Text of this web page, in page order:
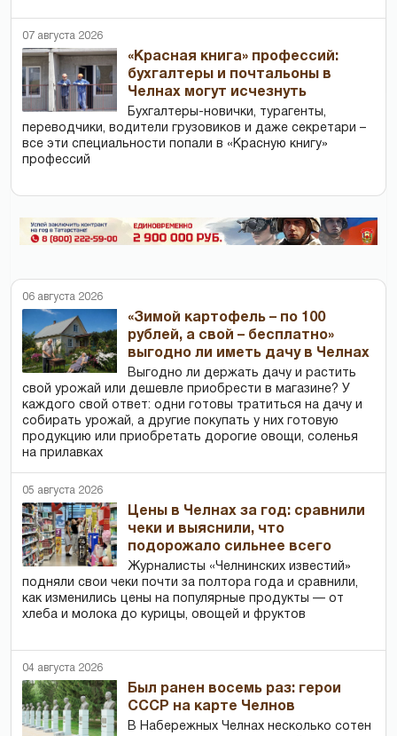
07 августа 2026
«Красная книга» профессий:
бухгалтеры и почтальоны в
Челнах могут исчезнуть
Бухгалтеры-новички, тур­агенты,
переводчики, водители грузовиков и даже секретари –
все эти специальности попали в «Красную книгу»
профессий
06 августа 2026
«Зимой картофель – по 100
рублей, а свой – бесплатно»
выгодно ли иметь дачу в Челнах
Выгодно ли держать дачу и растить
свой урожай или дешевле приобрести в магазине? У
каждого свой ответ: одни готовы тратиться на дачу и
собирать урожай, а другие покупать у них готовую
продукцию или приобретать дорогие овощи, соленья
на прилавках
05 августа 2026
Цены в Челнах за год: сравнили
чеки и выяснили, что
подорожало сильнее всего
Журналисты «Челнинских известий»
подняли свои чеки почти за полтора года и сравнили,
как изменились цены на популярные продукты — от
хлеба и молока до курицы, овощей и фруктов
04 августа 2026
Был ранен восемь раз: герои
СССР на карте Челнов
В Набережных Челнах несколько сотен